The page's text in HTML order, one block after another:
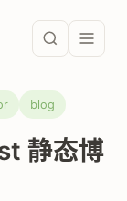
blog
静态博